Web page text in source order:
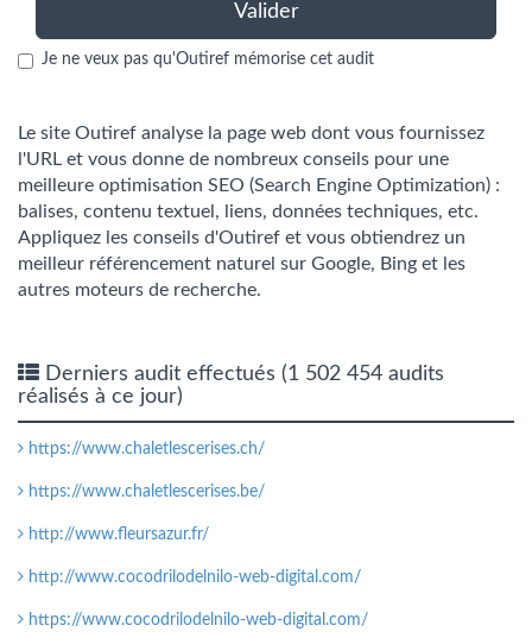
Valider
Je ne veux pas qu'Outiref mémorise cet audit
Le site Outiref analyse la page web dont vous fournissez
l'URL et vous donne de nombreux conseils pour une
meilleure optimisation SEO (Search Engine Optimization) :
balises, contenu textuel, liens, données techniques, etc.
Appliquez les conseils d'Outiref et vous obtiendrez un
meilleur référencement naturel sur Google, Bing et les
autres moteurs de recherche.
Derniers audit effectués (1 502 454 audits
réalisés à ce jour)
https://www.chaletlescerises.ch/
https://www.chaletlescerises.be/
http://www.fleursazur.fr/
http://www.cocodrilodelnilo-web-digital.com/
https://www.cocodrilodelnilo-web-digital.com/